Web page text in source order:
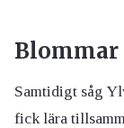
Samtidigt såg
fick lära